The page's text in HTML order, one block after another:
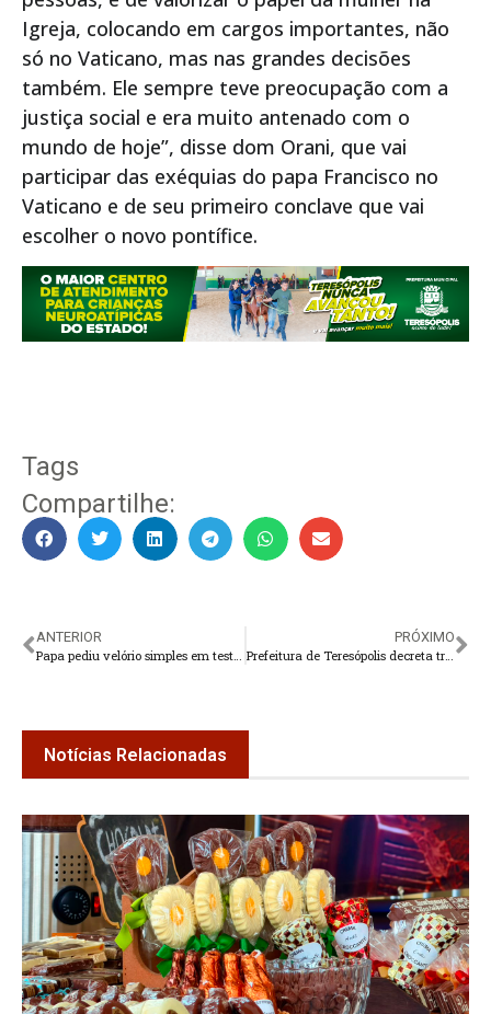
Igreja, colocando em cargos importantes, não
só no Vaticano, mas nas grandes decisões
também. Ele sempre teve preocupação com a
justiça social e era muito antenado com o
mundo de hoje”, disse dom Orani, que vai
participar das exéquias do papa Francisco no
Vaticano e de seu primeiro conclave que vai
escolher o novo pontífice.
Tags
Compartilhe:
ANTERIOR
Papa pediu velório simples em testamento assinado em 2022
PRÓXIMO
Prefeitura de Teresópolis decreta três dias de luto em homenagem ao Papa Francisco
Notícias Relacionadas